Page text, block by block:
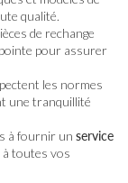
qualité.
de rechange
pour assurer
les normes
une tranquillité
à fournir un service
toutes vos